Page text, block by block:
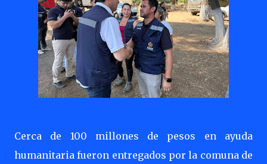
Cerca de 100 millones de pesos en ayuda
humanitaria fueron entregados por la comuna de